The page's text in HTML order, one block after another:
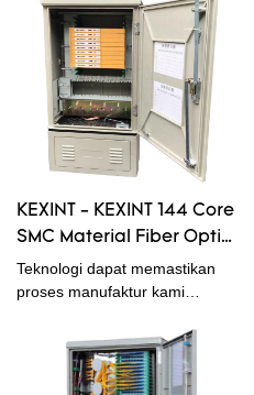
KEXINT - KEXINT 144 Core
SMC Material Fiber Optic
Cross Connector Cabinet
Dengan Adapter Fiber
Teknologi dapat memastikan
proses manufaktur kami
ditingkatkan, yang menghemat
banyak waktu dan energi bagi
kami. Cakupan aplikasinya